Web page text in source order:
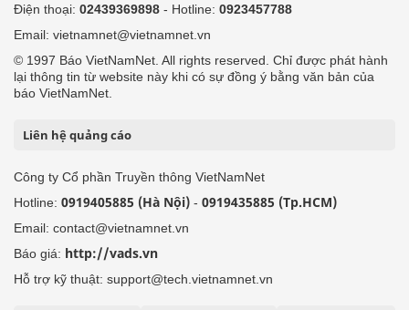
Điện thoại: 02439369898 - Hotline: 0923457788
Email: vietnamnet@vietnamnet.vn
© 1997 Báo VietNamNet. All rights reserved. Chỉ được phát hành
lại thông tin từ website này khi có sự đồng ý bằng văn bản của
báo VietNamNet.
Liên hệ quảng cáo
Công ty Cổ phần Truyền thông VietNamNet
Hotline: 0919405885 (Hà Nội) - 0919435885 (Tp.HCM)
Email: contact@vietnamnet.vn
Báo giá: http://vads.vn
Hỗ trợ kỹ thuật: support@tech.vietnamnet.vn